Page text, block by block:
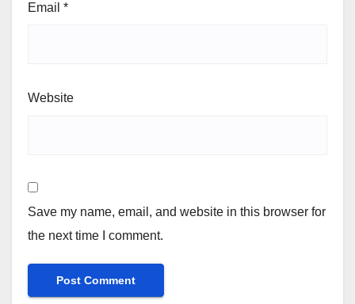
Email *
Website
Save my name, email, and website in this browser for
the next time I comment.